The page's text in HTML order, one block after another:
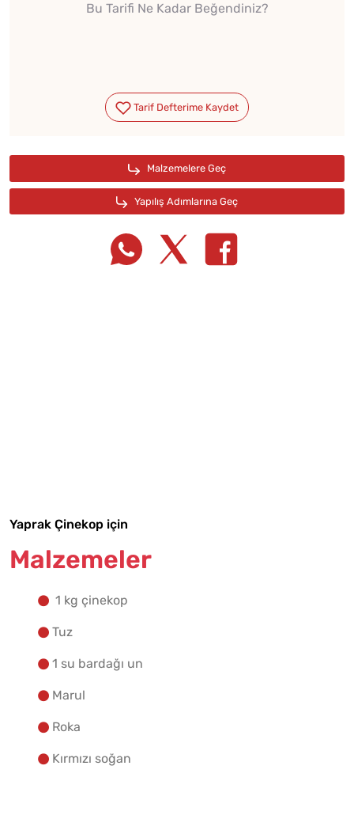
Bu Tarifi Ne Kadar Beğendiniz?
Yaprak Çinekop için
Malzemeler
1 kg çinekop
Tuz
1 su bardağı un
Marul
Roka
Kırmızı soğan